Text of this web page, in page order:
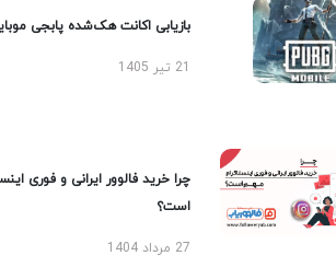
بازیابی اکانت هک‌شده پابجی موبایل
چرا خرید فالوور ایرانی و فوری
است؟
27 مرداد 1404